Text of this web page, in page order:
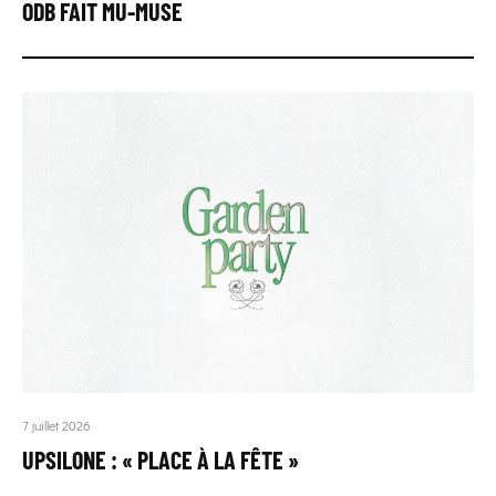
ODB FAIT MU-MUSE
7 juillet 2026
UPSILONE : « PLACE À LA FÊTE »